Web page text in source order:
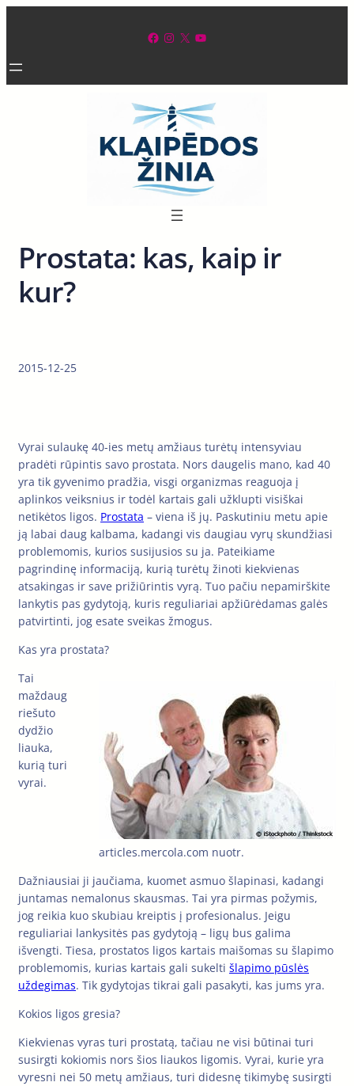
Facebook Instagram X YouTube
Prostata: kas, kaip ir
kur?
2015-12-25
Vyrai sulaukę 40-ies metų amžiaus turėtų intensyviau
pradėti rūpintis savo prostata. Nors daugelis mano, kad 40
yra tik gyvenimo pradžia, visgi organizmas reaguoja į
aplinkos veiksnius ir todėl kartais gali užklupti visiškai
netikėtos ligos. Prostata – viena iš jų. Paskutiniu metu apie
ją labai daug kalbama, kadangi vis daugiau vyrų skundžiasi
problemomis, kurios susijusios su ja. Pateikiame
pagrindinę informaciją, kurią turėtų žinoti kiekvienas
atsakingas ir save prižiūrintis vyrą. Tuo pačiu nepamirškite
lankytis pas gydytoją, kuris reguliariai apžiūrėdamas galės
patvirtinti, jog esate sveikas žmogus.
Kas yra prostata?
articles.mercola.com nuotr.
Tai
maždaug
riešuto
dydžio
liauka,
kurią turi
vyrai.
Dažniausiai ji jaučiama, kuomet asmuo šlapinasi, kadangi
juntamas nemalonus skausmas. Tai yra pirmas požymis,
jog reikia kuo skubiau kreiptis į profesionalus. Jeigu
reguliariai lankysitės pas gydytoją – ligų bus galima
išvengti. Tiesa, prostatos ligos kartais maišomas su šlapimo
problemomis, kurias kartais gali sukelti šlapimo pūslės
uždegimas. Tik gydytojas tikrai gali pasakyti, kas jums yra.
Kokios ligos gresia?
Kiekvienas vyras turi prostatą, tačiau ne visi būtinai turi
susirgti kokiomis nors šios liaukos ligomis. Vyrai, kurie yra
vyresni nei 50 metų amžiaus, turi didesnę tikimybę susirgti